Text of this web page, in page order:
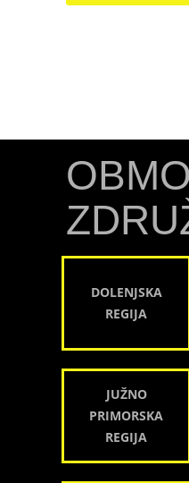
DOLENJSKA
REGIJA
JUŽNO
PRIMORSKA
REGIJA